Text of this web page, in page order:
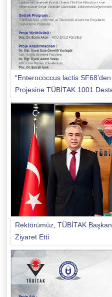
“Enterococcus lactis
Projesine TÜBİTAK 1001
Rektörümüz, TÜBİTAK
Ziyaret Etti